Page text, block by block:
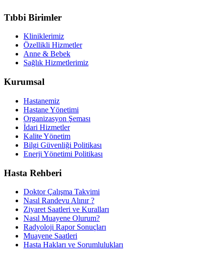
Tıbbi Birimler
Kliniklerimiz
Özellikli Hizmetler
Anne & Bebek
Sağlık Hizmetlerimiz
Kurumsal
Hastanemiz
Hastane Yönetimi
Organizasyon Şeması
İdari Hizmetler
Kalite Yönetim
Bilgi Güvenliği Politikası
Enerji Yönetimi Politikası
Hasta Rehberi
Doktor Çalışma Takvimi
Nasıl Randevu Alınır ?
Ziyaret Saatleri ve Kuralları
Nasıl Muayene Olurum?
Radyoloji Rapor Sonuçları
Muayene Saatleri
Hasta Hakları ve Sorumlulukları